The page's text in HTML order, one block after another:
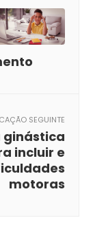
SEGUINTE
ginástica
incluir e
motoras